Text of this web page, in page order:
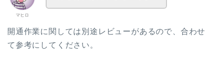
マヒロ
開通作業に関しては別途レビューがあるので、合わせ
て参考にしてください。